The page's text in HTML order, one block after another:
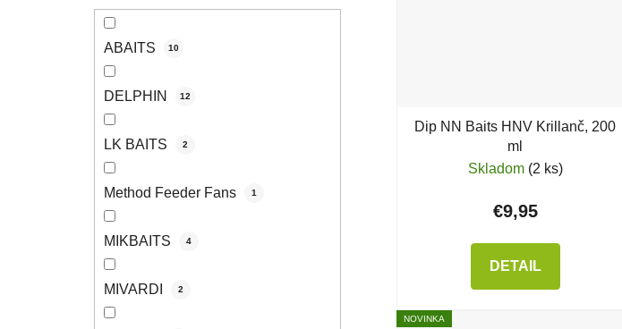
ABAITS 10
DELPHIN 12
LK BAITS 2
Method Feeder Fans 1
MIKBAITS 4
MIVARDI 2
Dip NN Baits HNV Krillanč, 200
ml
Skladom (2 ks)
€9,95
DETAIL
NOVINKA